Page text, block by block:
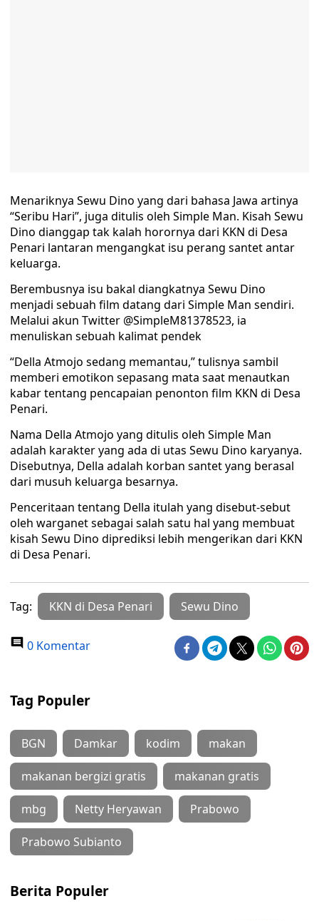
Menariknya Sewu Dino yang dari bahasa Jawa artinya
“Seribu Hari”, juga ditulis oleh Simple Man. Kisah Sewu
Dino dianggap tak kalah horornya dari KKN di Desa
Penari lantaran mengangkat isu perang santet antar
keluarga.
Berembusnya isu bakal diangkatnya Sewu Dino
menjadi sebuah film datang dari Simple Man sendiri.
Melalui akun Twitter @SimpleM81378523, ia
menuliskan sebuah kalimat pendek
“Della Atmojo sedang memantau,” tulisnya sambil
memberi emotikon sepasang mata saat menautkan
kabar tentang pencapaian penonton film KKN di Desa
Penari.
Nama Della Atmojo yang ditulis oleh Simple Man
adalah karakter yang ada di utas Sewu Dino karyanya.
Disebutnya, Della adalah korban santet yang berasal
dari musuh keluarga besarnya.
Penceritaan tentang Della itulah yang disebut-sebut
oleh warganet sebagai salah satu hal yang membuat
kisah Sewu Dino diprediksi lebih mengerikan dari KKN
di Desa Penari.
Tag: KKN di Desa Penari Sewu Dino
0 Komentar
Tag Populer
BGN Damkar kodim makan
makanan bergizi gratis makanan gratis
mbg Netty Heryawan Prabowo
Prabowo Subianto
Berita Populer